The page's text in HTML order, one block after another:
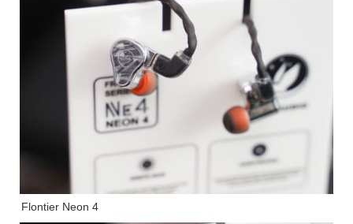
Flontier Neon 4